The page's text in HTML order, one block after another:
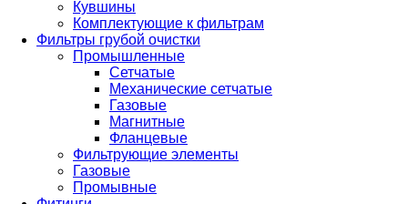
Кувшины
Комплектующие к фильтрам
Фильтры грубой очистки
Промышленные
Сетчатые
Механические сетчатые
Газовые
Магнитные
Фланцевые
Фильтрующие элементы
Газовые
Промывные